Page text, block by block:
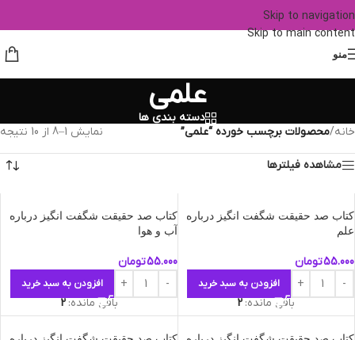
Skip to navigation
Skip to main content
منو
علمی
دسته بندی ها
خانه/محصولات برچسب خورده “علمی” نمایش 1–8 از 10 نتیجه
مشاهده فیلترها
کتاب صد حقیقت شگفت انگیز درباره
علم
55.000تومان
افزودن به سبد خرید
باقی مانده:2
کتاب صد حقیقت شگفت انگیز درباره
آ‌ب‌ و‌ هوا
55.000تومان
افزودن به سبد خرید
باقی مانده:2